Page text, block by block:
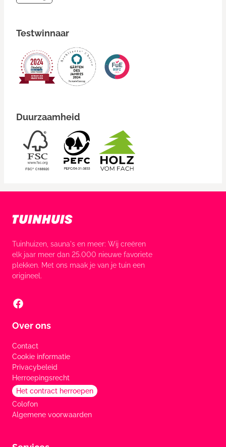
Testwinnaar
Duurzaamheid
Tuinhuizen, sauna's en meer: Wij creëren
elk jaar meer dan 25.000 nieuwe favoriete
plekken. Met ons maak je van je tuin een
origineel.
Over ons
Contact
Cookie informatie
Privacybeleid
Herroepingsrecht
Het contract herroepen
Colofon
Algemene voorwaarden